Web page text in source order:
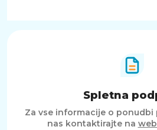
Spletna
Za vse informacije o ponudbi
nas kontaktirajte na